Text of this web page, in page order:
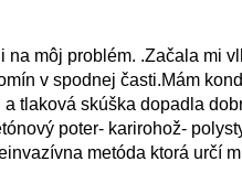
môj problém. .Začala mi
v spodnej časti.Mám
tlaková skúška dopadla
poter- karirohož-
metóda ktorá určí